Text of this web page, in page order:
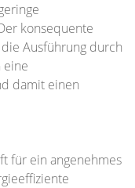
konsequente
Ausführung durch
eine
damit einen
für ein angenehmes